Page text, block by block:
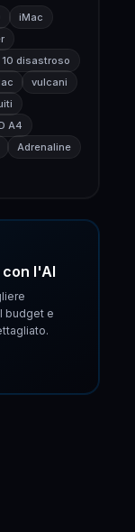
iMac
disastroso
vulcani
A4
Adrenaline
l'AI
budget e